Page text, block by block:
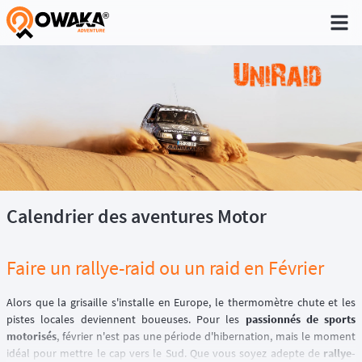
®
Calendrier des aventures Motor
Faire un rallye-raid ou un raid en Février
Alors que la grisaille s'installe en Europe, le thermomètre chute et les
pistes locales deviennent boueuses. Pour les passionnés de sports
motorisés, février n'est pas une période d'hibernation, mais le moment
idéal pour mettre le cap vers le Sud. Que vous soyez adepte de rallye-